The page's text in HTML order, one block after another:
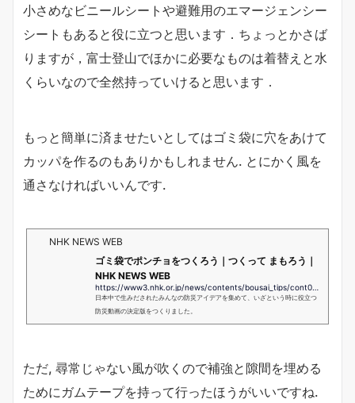
小さめなビニールシートや避難用のエマージェンシー
シートもあると役に立つと思います．ちょっとかさば
りますが，富士登山でほかに必要なものは着替えと水
くらいなので全然持っていけると思います．
もっと簡単に済ませたいとしてはゴミ袋に穴をあけて
カッパを作るのもありかもしれません. とにかく風を
通さなければいいんです.
NHK NEWS WEB
ゴミ袋でポンチョをつくろう｜つくって まもろう｜
NHK NEWS WEB
https://www3.nhk.or.jp/news/contents/bousai_tips/cont06.html
日本中で生みだされたみんなの防災アイデアを集めて、いざという時に役立つ
防災動画の決定版をつくりました。
ただ, 尋常じゃない風が吹くので補強と隙間を埋める
ためにガムテープを持って行ったほうがいいですね.